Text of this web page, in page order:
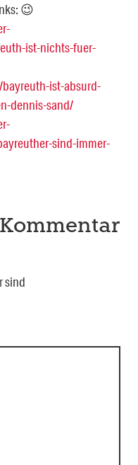
😉
ist-nichts-fuer-
ist-absurd-
dennis-sand/
sind-immer-
sind